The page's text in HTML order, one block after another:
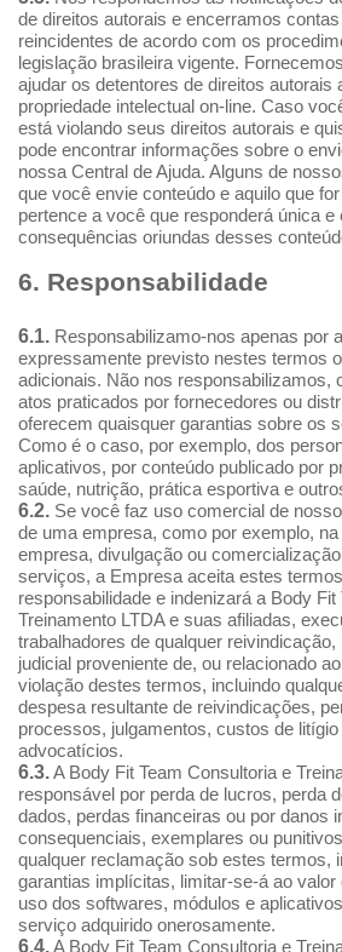
de direitos autorais e encerramos
reincidentes de acordo com os
legislação brasileira vigente.
ajudar os detentores de direitos autorais
propriedade intelectual on-line. Caso
está violando seus direitos autorais e
pode encontrar informações sobre o
nossa Central de Ajuda. Alguns de
que você envie conteúdo e aquilo que
pertence a você que responderá única
consequências oriundas desses
6. Responsabilidade
6.1. Responsabilizamo-nos apenas por
expressamente previsto nestes termos
adicionais. Não nos responsabilizamos,
atos praticados por fornecedores ou
oferecem quaisquer garantias sobre os
Como é o caso, por exemplo, dos
aplicativos, por conteúdo publicado por
saúde, nutrição, prática esportiva e
6.2. Se você faz uso comercial de
de uma empresa, como por exemplo,
empresa, divulgação ou
serviços, a Empresa aceita estes
responsabilidade e indenizará a Body
Treinamento LTDA e suas afiliadas,
trabalhadores de qualquer
judicial proveniente de, ou relacionado
violação destes termos, incluindo
despesa resultante de reivindicações,
processos, julgamentos, custos de litígio
advocatícios.
6.3.A Body Fit Team Consultoria e
responsável por perda de lucros, perda
dados, perdas financeiras ou por danos
consequenciais, exemplares ou
qualquer reclamação sob estes termos,
garantias implícitas, limitar-se-á ao valor
uso dos softwares, módulos e
serviço adquirido onerosamente.
6.4.A Body Fit Team Consultoria e